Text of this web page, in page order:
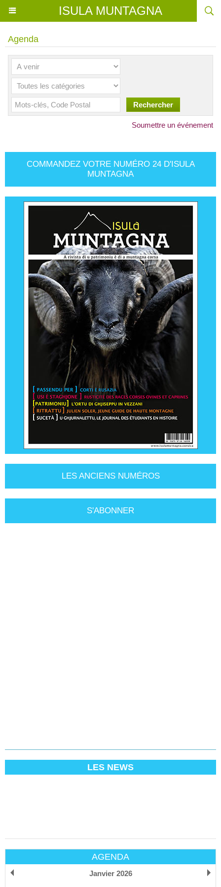
ISULA MUNTAGNA
Agenda
Soumettre un événement
COMMANDEZ VOTRE NUMÉRO 24 D'ISULA
MUNTAGNA
LES ANCIENS NUMÉROS
S'ABONNER
LES NEWS
AGENDA
Janvier 2026